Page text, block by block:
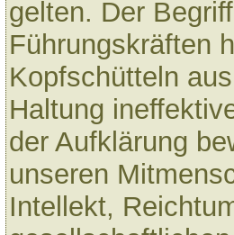
gelten. Der
Führungskräften
Kopfschütteln
Haltung
der Aufklärung
unseren
Intellekt,